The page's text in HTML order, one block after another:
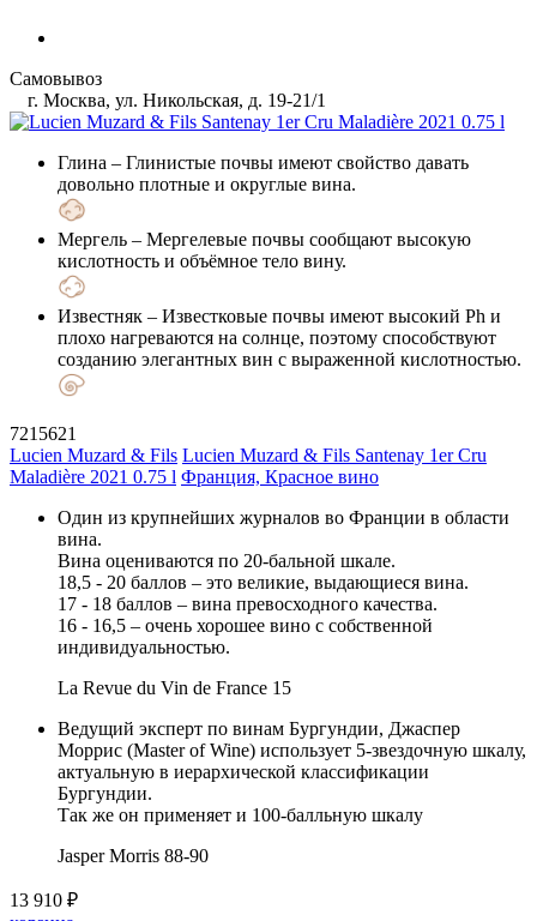
Самовывоз
г. Москва, ул. Никольская, д. 19-21/1
Глина – Глинистые почвы имеют свойство давать
довольно плотные и округлые вина.
Мергель – Мергелевые почвы сообщают высокую
кислотность и объёмное тело вину.
Известняк – Известковые почвы имеют высокий Ph и
плохо нагреваются на солнце, поэтому способствуют
созданию элегантных вин с выраженной кислотностью.
7215621
Lucien Muzard & Fils Lucien Muzard & Fils Santenay 1er Cru
Maladière 2021 0.75 l Франция, Красное вино
Один из крупнейших журналов во Франции в области
вина.
Вина оцениваются по 20-бальной шкале.
18,5 - 20 баллов – это великие, выдающиеся вина.
17 - 18 баллов – вина превосходного качества.
16 - 16,5 – очень хорошее вино с собственной
индивидуальностью.
La Revue du Vin de France 15
Ведущий эксперт по винам Бургундии, Джаспер
Моррис (Master of Wine) использует 5-звездочную шкалу,
актуальную в иерархической классификации
Бургундии.
Так же он применяет и 100-балльную шкалу
Jasper Morris 88-90
13 910 ₽